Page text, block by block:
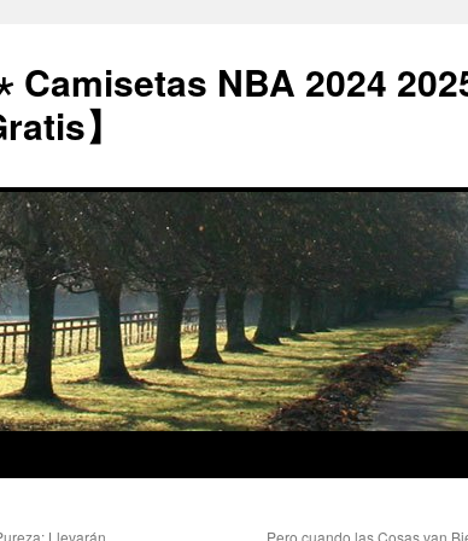
Camisetas NBA 2024
】
Llevarán
Pero cuando las Cosas van